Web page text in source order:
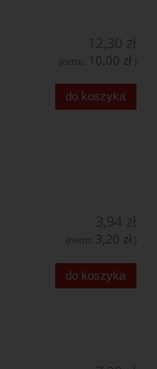
(netto: 10,00 zł )
do koszyka
(netto: 3,20 zł )
do koszyka